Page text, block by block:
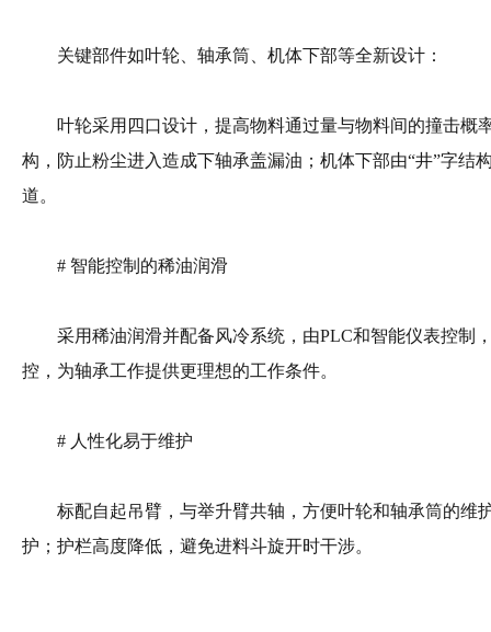
关键部件如叶轮、轴承筒、机体下部等全新设计：
叶轮采用四口设计，提高物料通过量与物料间的撞击概
构，防止粉尘进入造成下轴承盖漏油；机体下部由“井”字结
道。
# 智能控制的稀油润滑
采用稀油润滑并配备风冷系统，由PLC和智能仪表控制
控，为轴承工作提供更理想的工作条件。
# 人性化易于维护
标配自起吊臂，与举升臂共轴，方便叶轮和轴承筒的维
护；护栏高度降低，避免进料斗旋开时干涉。